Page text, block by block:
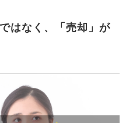
はなく、「売却」が